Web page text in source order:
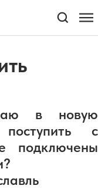
в новую
с
подключены